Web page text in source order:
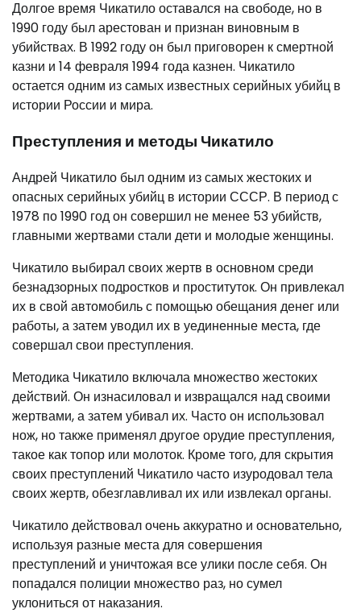
Долгое время Чикатило оставался на свободе, но в
1990 году был арестован и признан виновным в
убийствах. В 1992 году он был приговорен к смертной
казни и 14 февраля 1994 года казнен. Чикатило
остается одним из самых известных серийных убийц в
истории России и мира.
Преступления и методы Чикатило
Андрей Чикатило был одним из самых жестоких и
опасных серийных убийц в истории СССР. В период с
1978 по 1990 год он совершил не менее 53 убийств,
главными жертвами стали дети и молодые женщины.
Чикатило выбирал своих жертв в основном среди
безнадзорных подростков и проституток. Он привлекал
их в свой автомобиль с помощью обещания денег или
работы, а затем уводил их в уединенные места, где
совершал свои преступления.
Методика Чикатило включала множество жестоких
действий. Он изнасиловал и извращался над своими
жертвами, а затем убивал их. Часто он использовал
нож, но также применял другое орудие преступления,
такое как топор или молоток. Кроме того, для скрытия
своих преступлений Чикатило часто изуродовал тела
своих жертв, обезглавливал их или извлекал органы.
Чикатило действовал очень аккуратно и основательно,
используя разные места для совершения
преступлений и уничтожая все улики после себя. Он
попадался полиции множество раз, но сумел
уклониться от наказания.